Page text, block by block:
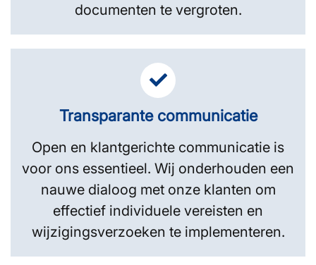
documenten te vergroten.
Transparante communicatie
Open en klantgerichte communicatie is
voor ons essentieel. Wij onderhouden een
nauwe dialoog met onze klanten om
effectief individuele vereisten en
wijzigingsverzoeken te implementeren.